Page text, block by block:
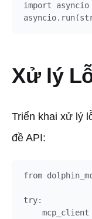
import asyncio
Xử lý
Triển khai xử lý
đề API:
from
try:
mcp_client